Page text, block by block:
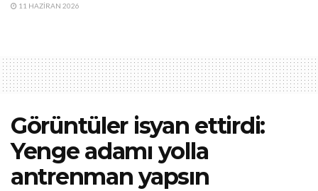
11 HAZIRAN 2026
Görüntüler isyan ettirdi:
Yenge adamı yolla
antrenman yapsın